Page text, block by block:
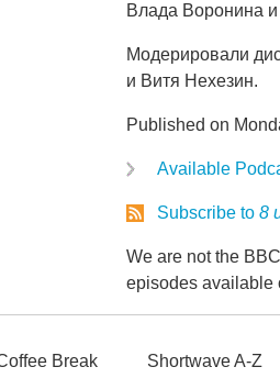
Влада Воронина
Модерировали
и Витя Нехезин.
Published on
Available
Subscribe to 8
We are not the
episodes available
Break Shortwave A-Z